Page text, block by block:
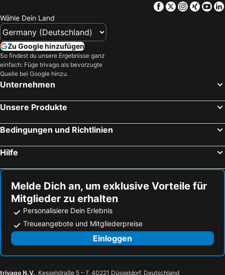
Facebook
TwitterXing
Wähle Dein Land
Zu Google hinzufügen
So findest du unsere Ergebnisse ganz
einfach: Füge trivago als bevorzugte
Quelle bei Google hinzu.
Unternehmen
Unsere Produkte
Bedingungen und Richtlinien
Hilfe
Melde Dich an, um exklusive Vorteile für
Mitglieder zu erhalten
Personalisiere Dein Erlebnis
Treueangebote und Mitgliederpreise
Einloggen
trivago N.V., Kesselstraße 5 – 7, 40221 Düsseldorf, Deutschland